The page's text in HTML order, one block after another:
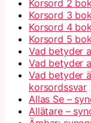
Korsord 2
Korsord 3
Korsord 4
Korsord 5
Vad betyder
Vad betyder
Vad betyder
korsordssvar
Allas Se –
Allätare –